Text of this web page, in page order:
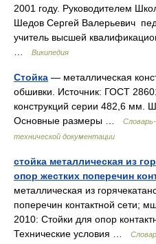
2001 году. Руководителем
Шедов Сергей Валерьевич
учитель высшей
Википедия
Стойка — металлическая
обшивки. Источник: ГОСТ
конструкций серии 482,6 мм.
Основные размеры …
технической документации
стойка металлическая из
опор жестких поперечин
металлическая из
поперечин контактной сети;
2010: Стойки для опор
Технические условия …